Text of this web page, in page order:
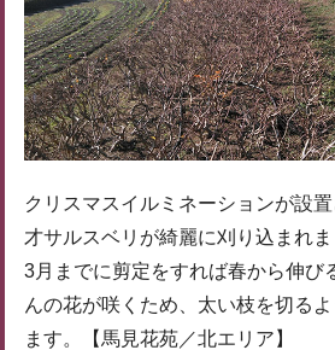
クリスマスイルミネーションが設
才サルスベリが綺麗に刈り込まれ
3月までに剪定をすれば春から伸び
んの花が咲くため、太い枝を切る
ます。【馬見花苑／北エリア】